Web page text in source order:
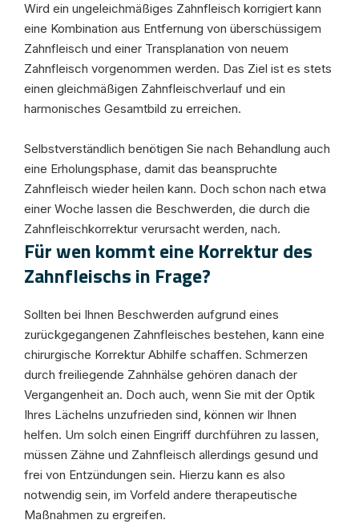
Wird ein ungeleichmäßiges Zahnfleisch korrigiert kann
eine Kombination aus Entfernung von überschüssigem
Zahnfleisch und einer Transplanation von neuem
Zahnfleisch vorgenommen werden. Das Ziel ist es stets
einen gleichmäßigen Zahnfleischverlauf und ein
harmonisches Gesamtbild zu erreichen.
Selbstverständlich benötigen Sie nach Behandlung auch
eine Erholungsphase, damit das beanspruchte
Zahnfleisch wieder heilen kann. Doch schon nach etwa
einer Woche lassen die Beschwerden, die durch die
Zahnfleischkorrektur verursacht werden, nach.
Für wen kommt eine Korrektur des
Zahnfleischs in Frage?
Sollten bei Ihnen Beschwerden aufgrund eines
zurückgegangenen Zahnfleisches bestehen, kann eine
chirurgische Korrektur Abhilfe schaffen. Schmerzen
durch freiliegende Zahnhälse gehören danach der
Vergangenheit an. Doch auch, wenn Sie mit der Optik
Ihres Lächelns unzufrieden sind, können wir Ihnen
helfen. Um solch einen Eingriff durchführen zu lassen,
müssen Zähne und Zahnfleisch allerdings gesund und
frei von Entzündungen sein. Hierzu kann es also
notwendig sein, im Vorfeld andere therapeutische
Maßnahmen zu ergreifen.